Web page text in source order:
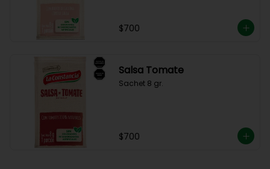
$700
Salsa Tomate
Sachet 8 gr.
$700